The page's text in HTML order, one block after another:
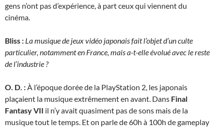
gens n’ont pas d’expérience, à part ceux qui viennent du
cinéma.
Bliss : La musique de jeux vidéo japonais fait l’objet d’un culte
particulier, notamment en France, mais a-t-elle évolué avec le reste
de l’industrie ?
O. D. : À l’époque dorée de la PlayStation 2, les japonais
plaçaient la musique extrêmement en avant. Dans Final
Fantasy VII il n’y avait quasiment pas de sons mais de la
musique tout le temps. Et on parle de 60h à 100h de gameplay